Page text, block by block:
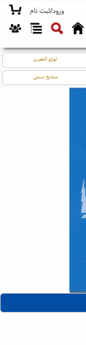
ورود/ثبت نام
لوازم التحریر
صنایع دستی